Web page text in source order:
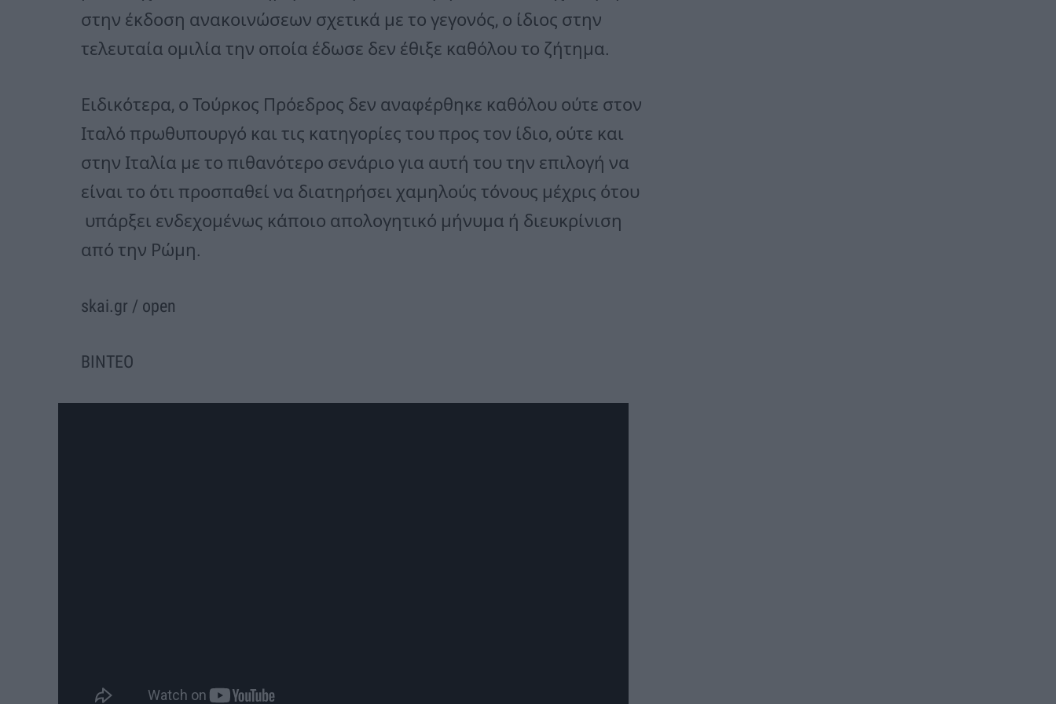
στην έκδοση ανακοινώσεων σχετικά με το γεγονός, ο ίδιος στην
τελευταία ομιλία την οποία έδωσε δεν έθιξε καθόλου το ζήτημα.
Ειδικότερα, ο Τούρκος Πρόεδρος δεν αναφέρθηκε καθόλου ούτε στον
Ιταλό πρωθυπουργό και τις κατηγορίες του προς τον ίδιο, ούτε και
στην Ιταλία με το πιθανότερο σενάριο για αυτή του την επιλογή να
είναι το ότι προσπαθεί να διατηρήσει χαμηλούς τόνους μέχρις ότου
υπάρξει ενδεχομένως κάποιο απολογητικό μήνυμα ή διευκρίνιση
από την Ρώμη.
skai.gr / open
BINTEO